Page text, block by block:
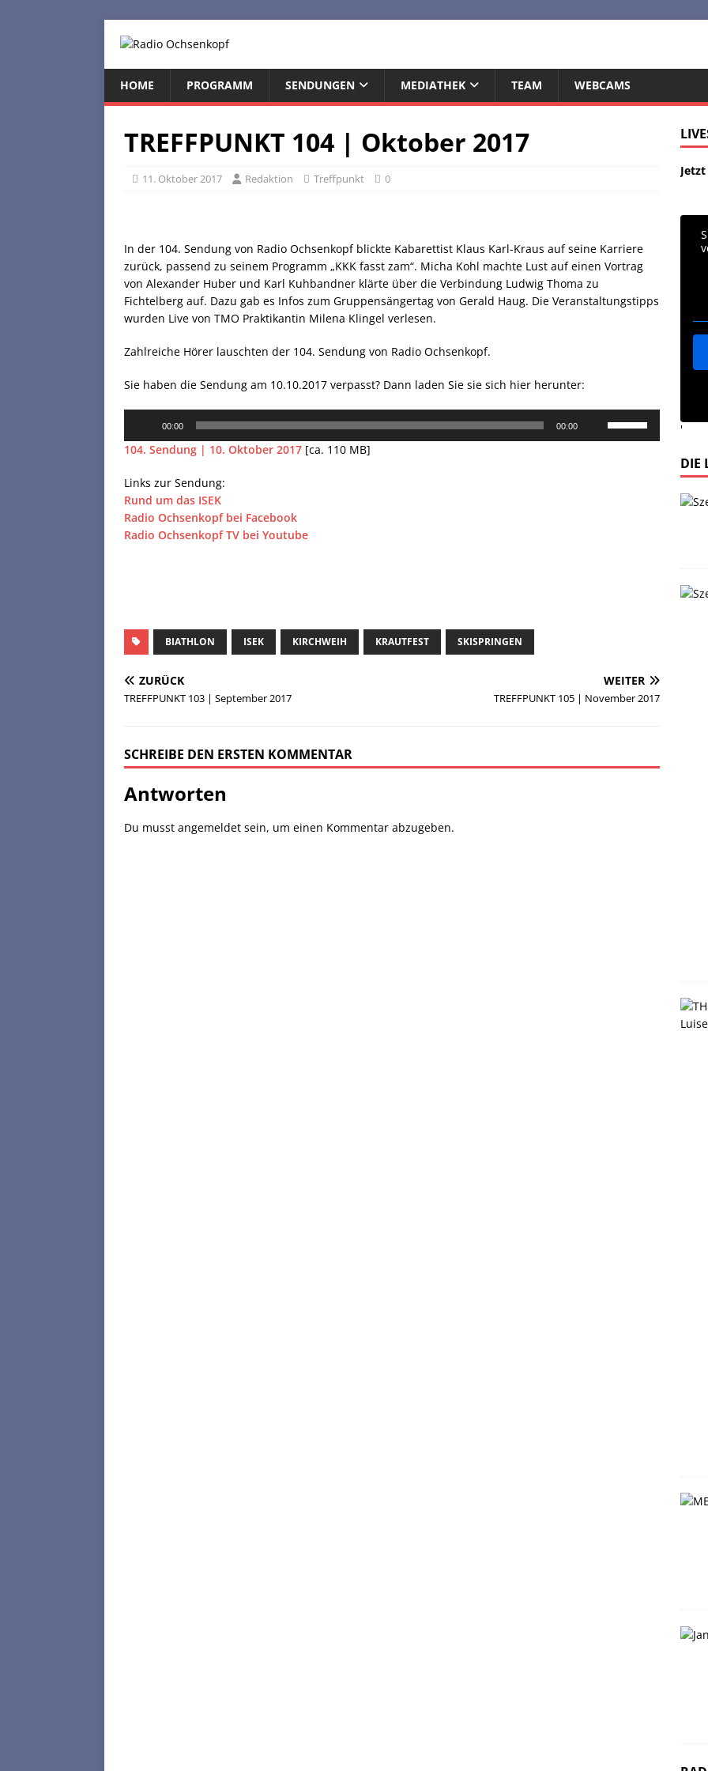
HOME PROGRAMM SENDUNGEN MEDIATHEK TEAM WEBCAMS
TREFFPUNKT 104 | Oktober 2017
11. Oktober 2017 Redaktion Treffpunkt 0
In der 104. Sendung von Radio Ochsenkopf blickte Kabarettist Klaus Karl-Kraus auf seine Karriere
zurück, passend zu seinem Programm „KKK fasst zam“. Micha Kohl machte Lust auf einen Vortrag
von Alexander Huber und Karl Kuhbandner klärte über die Verbindung Ludwig Thoma zu
Fichtelberg auf. Dazu gab es Infos zum Gruppensängertag von Gerald Haug. Die Veranstaltungstipps
wurden Live von TMO Praktikantin Milena Klingel verlesen.
Zahlreiche Hörer lauschten der 104. Sendung von Radio Ochsenkopf.
Sie haben die Sendung am 10.10.2017 verpasst? Dann laden Sie sie sich hier herunter:
00:00 00:00
104. Sendung | 10. Oktober 2017 [ca. 110 MB]
Links zur Sendung:
Rund um das ISEK
Radio Ochsenkopf bei Facebook
Radio Ochsenkopf TV bei Youtube
BIATHLON ISEK KIRCHWEIH KRAUTFEST SKISPRINGEN
ZURÜCK
TREFFPUNKT 103 | September 2017
WEITER
TREFFPUNKT 105 | November 2017
SCHREIBE DEN ERSTEN KOMMENTAR
Antworten
Du musst angemeldet sein, um einen Kommentar abzugeben.
'
DIE